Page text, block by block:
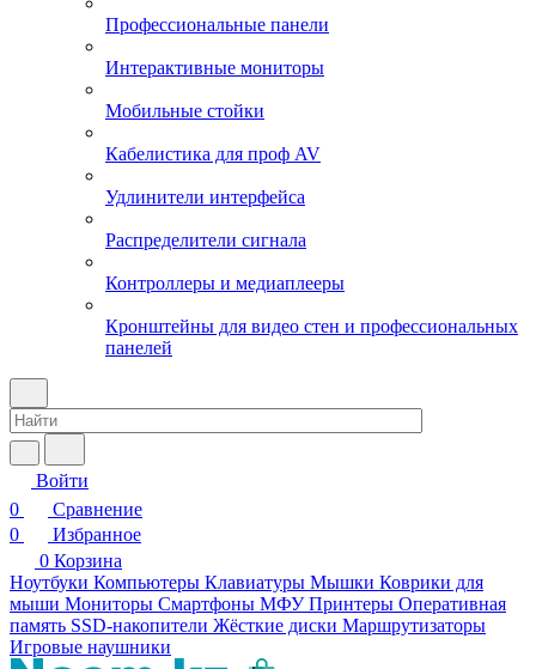
Профессиональные панели
Интерактивные мониторы
Мобильные стойки
Кабелистика для проф AV
Удлинители интерфейса
Распределители сигнала
Контроллеры и медиаплееры
Кронштейны для видео стен и профессиональных
панелей
Войти
0
Сравнение
0
Избранное
0 Корзина
Ноутбуки Компьютеры Клавиатуры Мышки Коврики для
мыши Мониторы Смартфоны МФУ Принтеры Оперативная
память SSD-накопители Жёсткие диски Маршрутизаторы
Игровые наушники